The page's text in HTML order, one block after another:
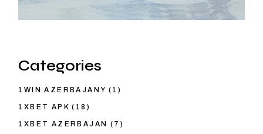
Categories
1WIN AZERBAJANY (1)
1XBET APK (18)
1XBET AZERBAJAN (7)